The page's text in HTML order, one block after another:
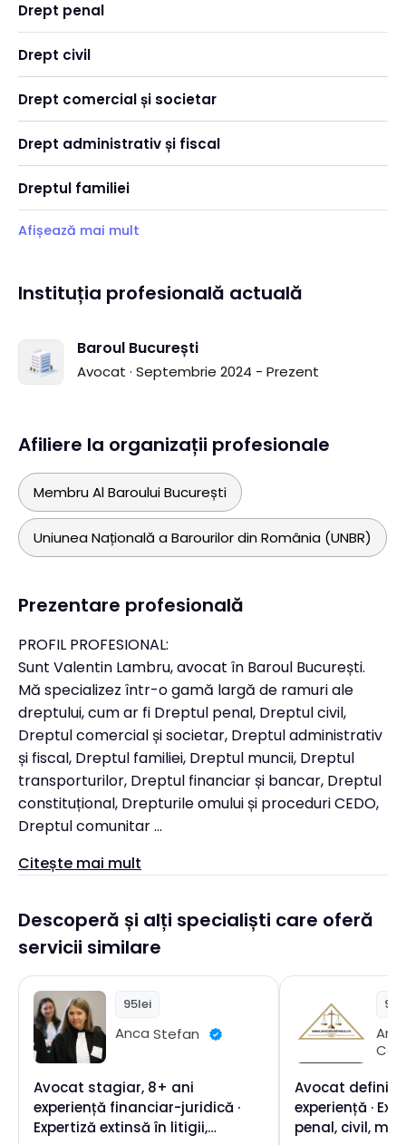
Drept penal
Drept civil
Drept comercial și societar
Drept administrativ și fiscal
Dreptul familiei
Afișează mai mult
Instituția profesională actuală
Baroul București
Avocat · Septembrie 2024 - Prezent
Afiliere la organizații profesionale
Membru Al Baroului București
Uniunea Națională a Barourilor din România (UNBR)
Prezentare profesională
PROFIL PROFESIONAL:
Sunt Valentin Lambru, avocat în Baroul București.
Mă specializez într-o gamă largă de ramuri ale
dreptului, cum ar fi Dreptul penal, Dreptul civil,
Dreptul comercial și societar, Dreptul administrativ
și fiscal, Dreptul familiei, Dreptul muncii, Dreptul
transporturilor, Dreptul financiar și bancar, Dreptul
constituțional, Drepturile omului și proceduri CEDO,
Dreptul comunitar ...
Citește mai mult
Descoperă și alți specialiști care oferă
servicii similare
95lei
Anca Stefan
Avocat stagiar, 8+ ani
experiență financiar-juridică ·
Expertiză extinsă în litigii,
Avocat
experiență ·
penal, civil,